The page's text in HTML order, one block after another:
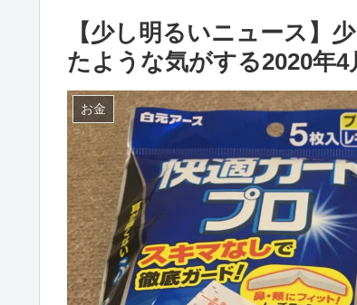
【少し明るいニュース】
たような気がする2020年4
お金